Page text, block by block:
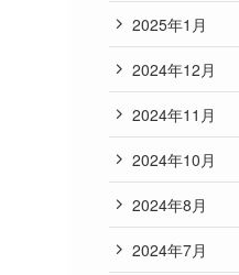
2025年1月
2024年12月
2024年11月
2024年10月
2024年8月
2024年7月